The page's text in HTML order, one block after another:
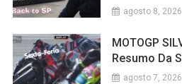
agosto 8, 2026
MOTOGP
Resumo Da
agosto 7, 2026